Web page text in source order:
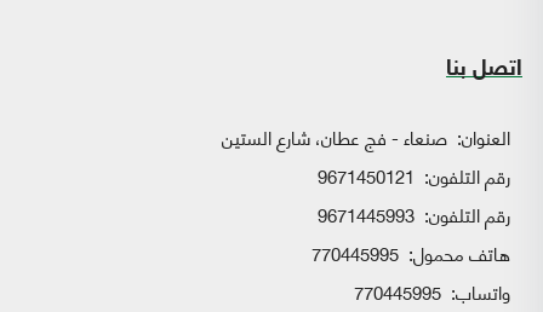
اتصل بنا
العنوان: صنعاء - فج عطان، شارع الستين
رقم التلفون: 9671450121
رقم التلفون: 9671445993
هاتف محمول: 770445995
واتساب: